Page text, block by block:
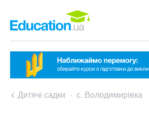
Дитячі садки с. Володимирівка